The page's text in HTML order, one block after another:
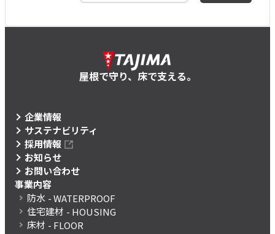
屋根で守り、床で支える。
企業情報
サステナビリティ
採用情報
お知らせ
お問い合わせ
事業内容
防水 - WATERPROOF
住宅建材 - HOUSING
床材 - FLOOR